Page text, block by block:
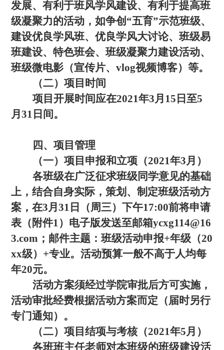
发展、有利于班风学风建设、有利于提高班
级凝聚力的活动，如争创“五育”示范班级、
建设优良学风班、优良学风大讨论、班级易
班建设、特色班会、班级凝聚力建设活动、
班级微电影（宣传片、vlog视频博客）等。
（二）项目时间
项目开展时间应在2021年3月15日至5
月31日间。
四、项目管理
（一）项目申报和立项（2021年3月）
各班级在广泛征求班级同学意见的基础
上，结合自身实际，策划、制定班级活动方
案，在3月31日（周三）下午17:00前将申请
表（附件1）电子版发送至邮箱ycxg114@16
3.com；邮件主题：班级活动申报+年级（20
xx级）+专业。活动预算一般不高于人均每
年20元。
活动方案须经过学院审批后方可实施，
活动审批经费根据活动方案而定（届时另行
专门通知）。
（二）项目结项与考核（2021年5月）
各班班主任老师对本班级的班级建设活